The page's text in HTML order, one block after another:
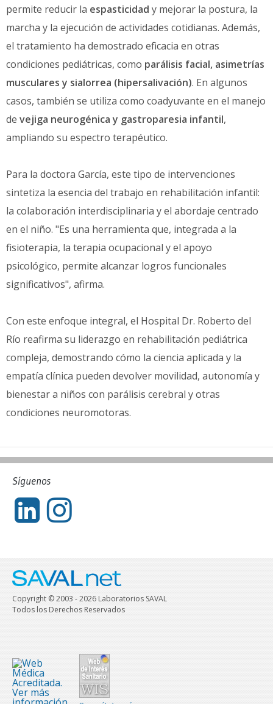
permite reducir la espasticidad y mejorar la postura, la
marcha y la ejecución de actividades cotidianas. Además,
el tratamiento ha demostrado eficacia en otras
condiciones pediátricas, como parálisis facial, asimetrías
musculares y sialorrea (hipersalivación). En algunos
casos, también se utiliza como coadyuvante en el manejo
de vejiga neurogénica y gastroparesia infantil,
ampliando su espectro terapéutico.
Para la doctora García, este tipo de intervenciones
sintetiza la esencia del trabajo en rehabilitación infantil:
la colaboración interdisciplinaria y el abordaje centrado
en el niño. "Es una herramienta que, integrada a la
fisioterapia, la terapia ocupacional y el apoyo
psicológico, permite alcanzar logros funcionales
significativos", afirma.
Con este enfoque integral, el Hospital Dr. Roberto del
Río reafirma su liderazgo en rehabilitación pediátrica
compleja, demostrando cómo la ciencia aplicada y la
empatía clínica pueden devolver movilidad, autonomía y
bienestar a niños con parálisis cerebral y otras
condiciones neuromotoras.
Síguenos
Copyright © 2003 - 2026 Laboratorios SAVAL
Todos los Derechos Reservados